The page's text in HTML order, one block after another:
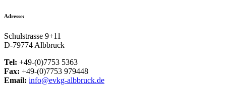
Adresse:
Schulstrasse 9+11
D-79774 Albbruck
Tel: +49-(0)7753 5363
Fax: +49-(0)7753 979448
Email: info@evkg-albbruck.de